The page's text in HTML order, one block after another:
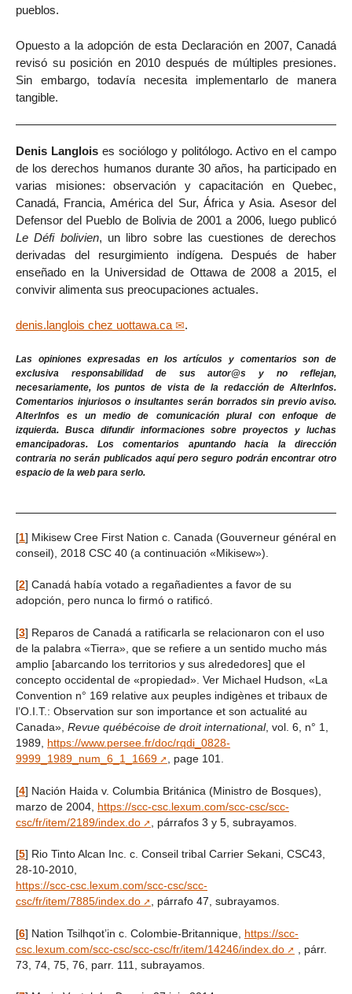
pueblos.
Opuesto a la adopción de esta Declaración en 2007, Canadá
revisó su posición en 2010 después de múltiples presiones.
Sin embargo, todavía necesita implementarlo de manera
tangible.
Denis Langlois es sociólogo y politólogo. Activo en el campo
de los derechos humanos durante 30 años, ha participado en
varias misiones: observación y capacitación en Quebec,
Canadá, Francia, América del Sur, África y Asia. Asesor del
Defensor del Pueblo de Bolivia de 2001 a 2006, luego publicó
Le Défi bolivien, un libro sobre las cuestiones de derechos
derivadas del resurgimiento indígena. Después de haber
enseñado en la Universidad de Ottawa de 2008 a 2015, el
convivir alimenta sus preocupaciones actuales.
denis.langlois chez uottawa.ca .
Las opiniones expresadas en los artículos y comentarios son de
exclusiva responsabilidad de sus autor@s y no reflejan,
necesariamente, los puntos de vista de la redacción de AlterInfos.
Comentarios injuriosos o insultantes serán borrados sin previo aviso.
AlterInfos es un medio de comunicación plural con enfoque de
izquierda. Busca difundir informaciones sobre proyectos y luchas
emancipadoras. Los comentarios apuntando hacia la dirección
contraria no serán publicados aquí pero seguro podrán encontrar otro
espacio de la web para serlo.
[1] Mikisew Cree First Nation c. Canada (Gouverneur général en
conseil), 2018 CSC 40 (a continuación «Mikisew»).
[2] Canadá había votado a regañadientes a favor de su
adopción, pero nunca lo firmó o ratificó.
[3] Reparos de Canadá a ratificarla se relacionaron con el uso
de la palabra «Tierra», que se refiere a un sentido mucho más
amplio [abarcando los territorios y sus alrededores] que el
concepto occidental de «propiedad». Ver Michael Hudson, «La
Convention n° 169 relative aux peuples indigènes et tribaux de
l’O.I.T.: Observation sur son importance et son actualité au
Canada», Revue québécoise de droit international, vol. 6, n° 1,
1989, https://www.persee.fr/doc/rqdi_0828-
9999_1989_num_6_1_1669
, page 101.
[4] Nación Haida v. Columbia Británica (Ministro de Bosques),
marzo de 2004, https://scc-csc.lexum.com/scc-csc/scc-
csc/fr/item/2189/index.do
, párrafos 3 y 5, subrayamos.
[5] Rio Tinto Alcan Inc. c. Conseil tribal Carrier Sekani, CSC43,
28-10-2010,
https://scc-csc.lexum.com/scc-csc/scc-
csc/fr/item/7885/index.do
, párrafo 47, subrayamos.
[6] Nation Tsilhqot’in c. Colombie-Britannique, https://scc-
csc.lexum.com/scc-csc/scc-csc/fr/item/14246/index.do
, párr.
73, 74, 75, 76, parr. 111, subrayamos.